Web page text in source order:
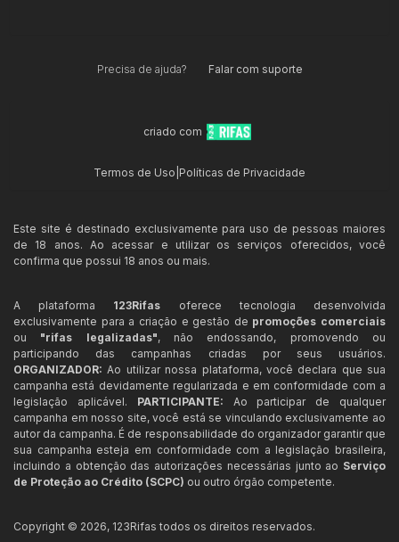
Precisa de ajuda? Falar com suporte
criado com
Termos de Uso Políticas de Privacidade
Este site é destinado exclusivamente para uso de pessoas maiores
de 18 anos. Ao acessar e utilizar os serviços oferecidos, você
confirma que possui 18 anos ou mais.
A plataforma 123Rifas oferece tecnologia desenvolvida
exclusivamente para a criação e gestão de promoções comerciais
ou "rifas legalizadas", não endossando, promovendo ou
participando das campanhas criadas por seus usuários.
ORGANIZADOR: Ao utilizar nossa plataforma, você declara que sua
campanha está devidamente regularizada e em conformidade com a
legislação aplicável. PARTICIPANTE: Ao participar de qualquer
campanha em nosso site, você está se vinculando exclusivamente ao
autor da campanha. É de responsabilidade do organizador garantir que
sua campanha esteja em conformidade com a legislação brasileira,
incluindo a obtenção das autorizações necessárias junto ao Serviço
de Proteção ao Crédito (SCPC) ou outro órgão competente.
Copyright © 2026, 123Rifas todos os direitos reservados.